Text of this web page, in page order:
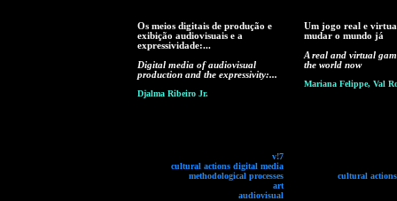
Os meios digitais de produção e
exibição audiovisuais e a
expressividade:...
Digital media of audiovisual
production and the expressivity:...
Djalma Ribeiro Jr.
v!7
cultural actions digital media
methodological processes
art
audiovisual
Um jogo real e
mudar o mundo já
A real and virtual
the world now
Mariana Felippe, Val
cultural